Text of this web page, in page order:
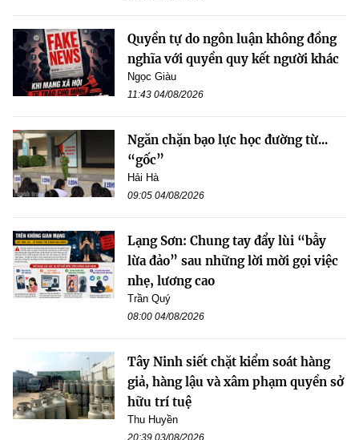
Quyền tự do ngôn luận không đồng
nghĩa với quyền quy kết người khác
Ngọc Giàu
11:43 04/08/2026
Ngăn chặn bạo lực học đường từ...
“gốc”
Hải Hà
09:05 04/08/2026
Lạng Sơn: Chung tay đẩy lùi “bẫy
lừa đảo” sau những lời mời gọi việc
nhẹ, lương cao
Trần Quý
08:00 04/08/2026
Tây Ninh siết chặt kiểm soát hàng
giả, hàng lậu và xâm phạm quyền sở
hữu trí tuệ
Thu Huyền
20:39 03/08/2026